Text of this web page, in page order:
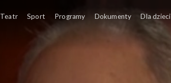
Teatr Sport Programy Dokumenty Dla dzieci